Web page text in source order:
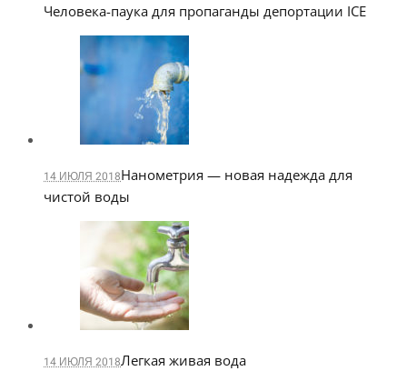
Человека-паука для пропаганды депортации ICE
14 ИЮЛЯ 2018Нанометрия — новая надежда для
чистой воды
14 ИЮЛЯ 2018Легкая живая вода